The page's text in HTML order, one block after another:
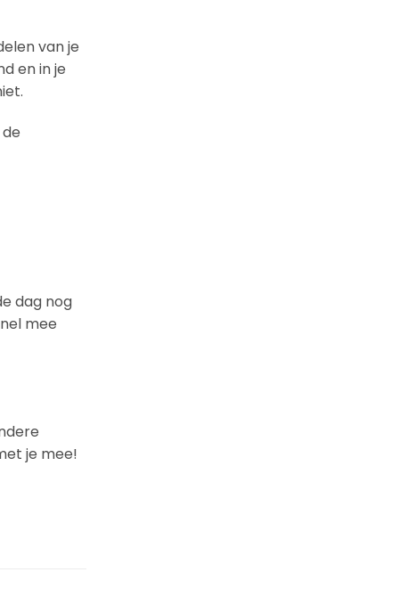
van je
en in je
dag nog
mee
je mee!